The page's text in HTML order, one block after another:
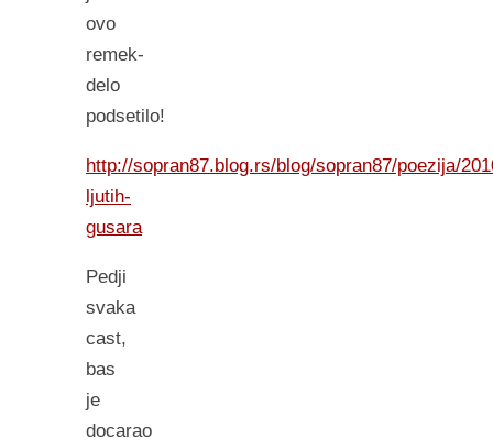
ovo
remek-
delo
podsetilo!
http://sopran87.blog.rs/blog/sopran87/poezija/
ljutih-
gusara
Pedji
svaka
cast,
bas
je
docarao